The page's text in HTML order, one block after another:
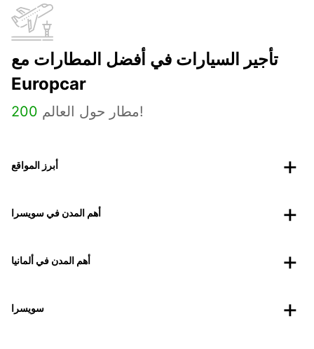
تأجير السيارات في أفضل المطارات مع
Europcar
200 مطار حول العالم!
أبرز المواقع
أهم المدن في سويسرا
أهم المدن في ألمانيا
سويسرا